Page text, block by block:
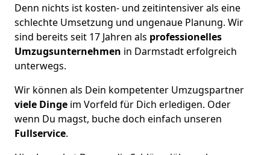
Denn nichts ist kosten- und zeitintensiver als eine
schlechte Umsetzung und ungenaue Planung. Wir
sind bereits seit 17 Jahren als professionelles
Umzugsunternehmen in Darmstadt erfolgreich
unterwegs.
Wir können als Dein kompetenter Umzugspartner
viele Dinge im Vorfeld für Dich erledigen. Oder
wenn Du magst, buche doch einfach unseren
Fullservice.